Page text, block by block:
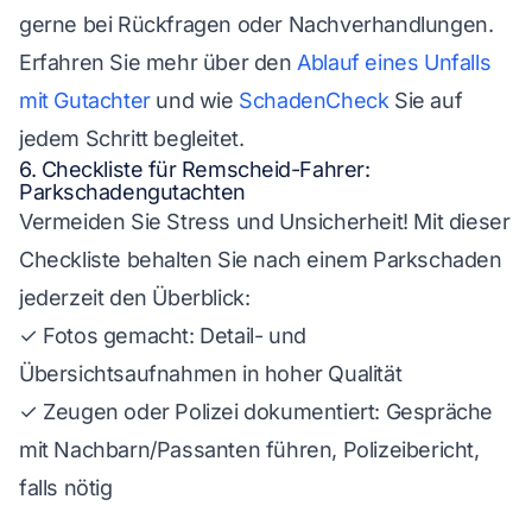
gerne bei Rückfragen oder Nachverhandlungen.
Erfahren Sie mehr über den Ablauf eines Unfalls
mit Gutachterund wie SchadenCheck Sie auf
jedem Schritt begleitet.
6. Checkliste für Remscheid-Fahrer:
Parkschadengutachten
Vermeiden Sie Stress und Unsicherheit! Mit dieser
Checkliste behalten Sie nach einem Parkschaden
jederzeit den Überblick:
✓ Fotos gemacht: Detail- und
Übersichtsaufnahmen in hoher Qualität
✓ Zeugen oder Polizei dokumentiert: Gespräche
mit Nachbarn/Passanten führen, Polizeibericht,
falls nötig